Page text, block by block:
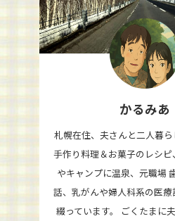
かるみあ
札幌在住、夫さんと二人暮ら
手作り料理＆お菓子のレシ
やキャンプに温泉、元職場
話、乳がんや婦人科系の医
綴っています。 ごくたまに